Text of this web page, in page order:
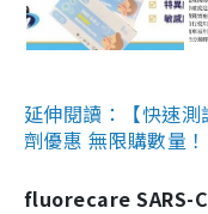
延伸閱讀：【快速
劑優惠 無限購數量
fluorecare SARS-